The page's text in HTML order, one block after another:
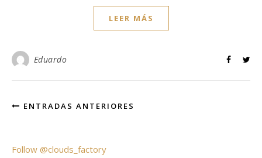
LEER MÁS
Eduardo
ENTRADAS ANTERIORES
Follow @clouds_factory